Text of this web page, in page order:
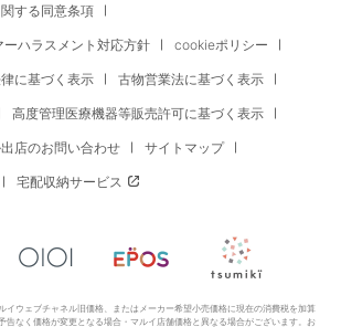
する同意条項
ハラスメント対応方針 cookieポリシー
に基づく表示 古物営業法に基づく表示
高度管理医療機器等販売許可に基づく表示
店のお問い合わせ サイトマップ
宅配収納サービス
イウェブチャネル旧価格、またはメーカー希望小売価格に現在の消費税を加算
告なく価格が変更となる場合・マルイ店舗価格と異なる場合がございます。お